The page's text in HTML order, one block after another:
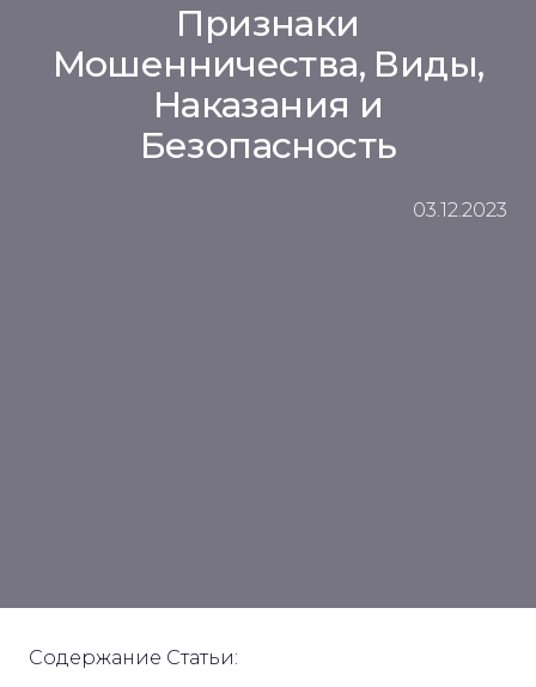
Признаки
Мошенничества, Виды,
Наказания и
Безопасность
03.12.2023
Содержание Статьи: